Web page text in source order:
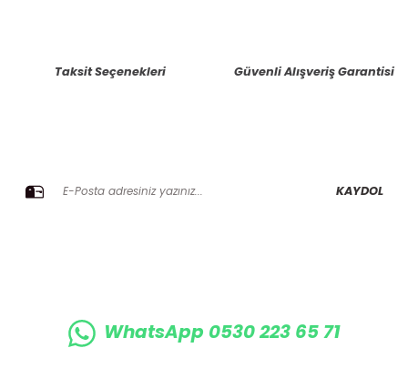
Ürün bilgilerinde hatalar bulunuyor.
Taksit Seçenekleri Güvenli Alışveriş Garantisi
KAYDOL
WhatsApp 0530 223 65 71